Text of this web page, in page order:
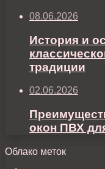
08.06.2026
История и
традиции
02.06.2026
окон ПВХ
Облако меток